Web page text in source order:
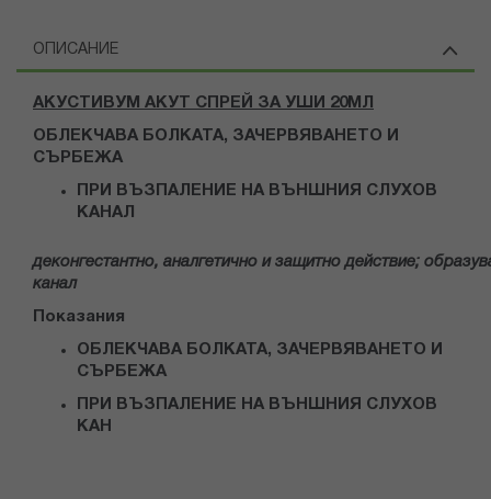
ОПИСАНИЕ
АКУСТИВУМ АКУТ СПРЕЙ ЗА УШИ 20МЛ
ОБЛЕКЧАВА БОЛКАТА, ЗАЧЕРВЯВАНЕТО И
СЪРБЕЖА
ПРИ ВЪЗПАЛЕНИЕ НА ВЪНШНИЯ СЛУХОВ
КАНАЛ
деконгестантно, аналгетично и защитно действие;
канал
Показания
ОБЛЕКЧАВА БОЛКАТА, ЗАЧЕРВЯВАНЕТО И
СЪРБЕЖА
ПРИ ВЪЗПАЛЕНИЕ НА ВЪНШНИЯ СЛУХОВ
КАН